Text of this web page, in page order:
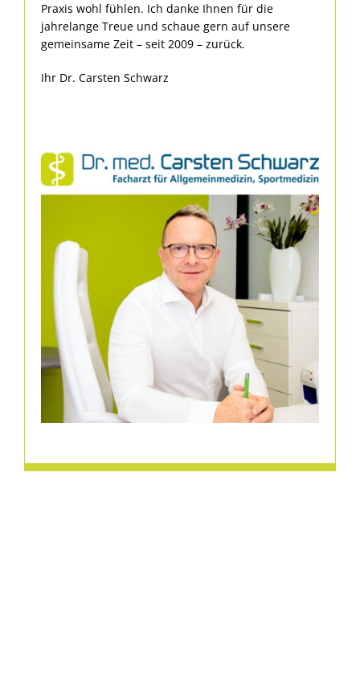
Praxis wohl fühlen. Ich danke Ihnen für die
jahrelange Treue und schaue gern auf unsere
gemeinsame Zeit – seit 2009 – zurück.
Ihr Dr. Carsten Schwarz